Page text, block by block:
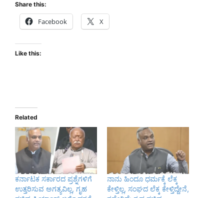
Share this:
Facebook X
Like this:
Related
ಕರ್ನಾಟಕ ಸರ್ಕಾರದ ಪ್ರಶ್ನೆಗಳಿಗೆ
ಉತ್ತರಿಸುವ ಅಗತ್ಯವಿಲ್ಲ, ಗೃಹ
ನಾನು ಹಿಂದೂ ಧರ್ಮಕ್ಕೆ ಲೆಕ್ಕ
ಕೇಳ್ತಿಲ್ಲ, ಸಂಘದ ಲೆಕ್ಕ ಕೇಳ್ತಿದ್ದೇನೆ,